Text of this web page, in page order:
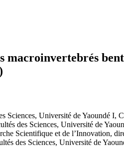
Sciences, Université de Yaoundé I,
des Sciences, Université de
Scientifique et de l’Innovation,
des Sciences, Université de